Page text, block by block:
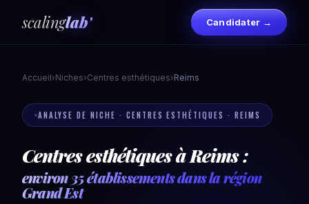
scalinglab' Candidater →
Accueil›Niches›Centres esthétiques›Reims
ANALYSE DE NICHE · CENTRES ESTHÉTIQUES · REIMS
Centres esthétiques à Reims :
environ 35 établissements dans la région
Grand Est